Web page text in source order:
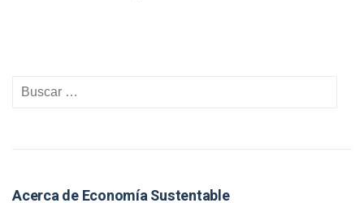
Acerca de Economía Sustentable